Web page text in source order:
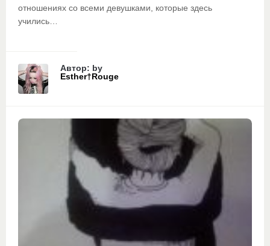
отношениях со всеми девушками, которые здесь
учились…
Автор: by
Esther†Rouge